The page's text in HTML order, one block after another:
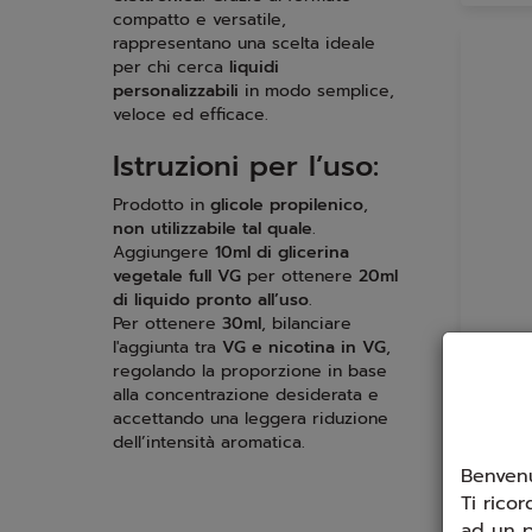
compatto e versatile,
rappresentano una scelta ideale
per chi cerca liquidi
personalizzabili in modo semplice,
veloce ed efficace.
Istruzioni per l’uso:
Prodotto in glicole propilenico,
non utilizzabile tal quale.
Aggiungere 10ml di glicerina
vegetale full VG per ottenere 20ml
di liquido pronto all’uso.
Per ottenere 30ml, bilanciare
l'aggiunta tra VG e nicotina in VG,
regolando la proporzione in base
alla concentrazione desiderata e
accettando una leggera riduzione
dell’intensità aromatica.
Ti